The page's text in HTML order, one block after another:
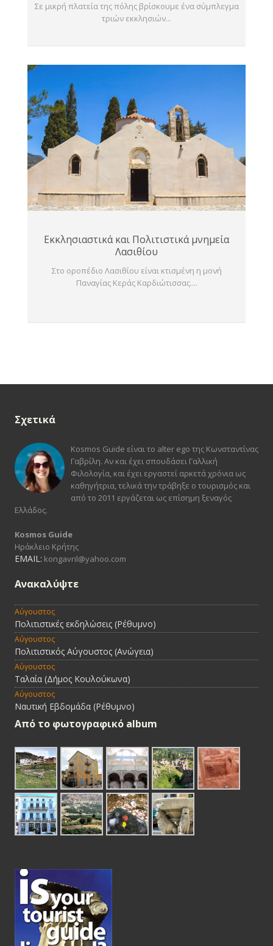
Σε μικρή πλατεία της πόλης βρίσκουμε ένα σύμπλεγμα
τριών εκκλησιών...
Εκκλησιαστικά και Πολιτιστικά μνημεία
Λασιθίου
Στο οροπέδιο Λασιθίου είναι κτισμένη η μονή
Παναγίας Κεράς Καρδιώτισσας....
Σχετικά
Kosmos Guide είναι το alter ego της Κωνσταντίνας
Γαβρίλη. Αν και έχει σπουδάσει Γαλλική
Φιλολογία, και έχει εργαστεί αρκετά χρόνια ως
καθηγήτρια, τελικά την τράβηξε ο τουρισμός και
από το 2011 εργάζεται ως επίσημη ξεναγός
Ελλάδος.
Kosmos Guide
Ηράκλειο Κρήτης
EMAIL: kongavril@yahoo.com
Ανακαλύψτε
Αύγουστος
Πολιτιστικές εκδηλώσεις (Ρέθυμνο)
Αύγουστος
Πολιτιστικός Αύγουστος (Ανώγεια)
Αύγουστος
Ταλαία (Δήμος Κουλούκωνα)
Αύγουστος
Ναυτική Εβδομάδα (Ρέθυμνο)
Από τo φωτογραφικό album